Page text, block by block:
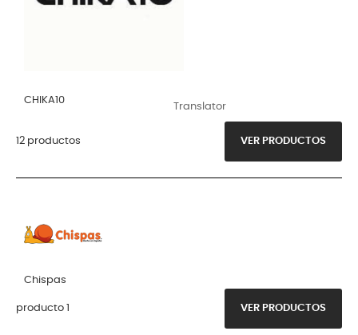
CHIKA10
Translator
12 productos VER PRODUCTOS
Chispas
producto 1 VER PRODUCTOS